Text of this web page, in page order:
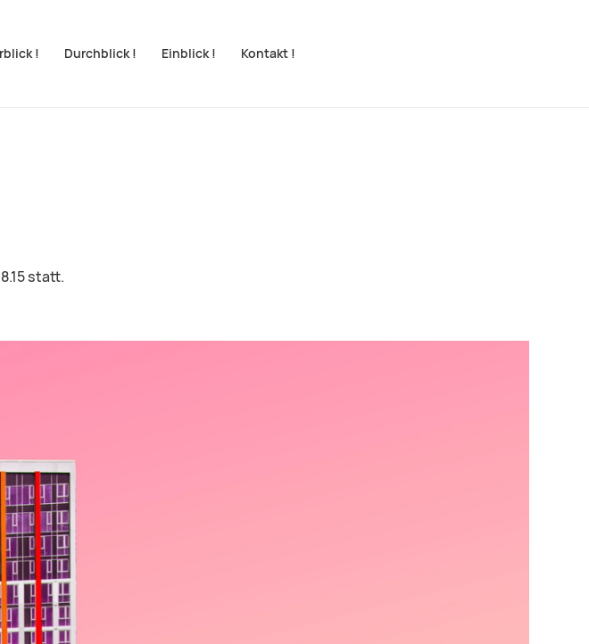
! Durchblick ! Einblick ! Kontakt !
statt.